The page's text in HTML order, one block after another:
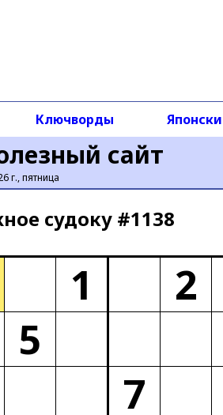
сайт
г., пятница
Ключворды
cудоку #1138
1 2
5
7